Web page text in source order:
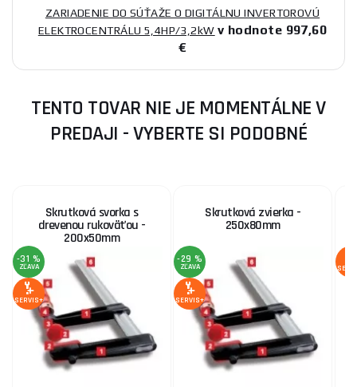
ZARIADENIE DO SÚŤAŽE O DIGITÁLNU INVERTOROVÚ
ELEKTROCENTRÁLU 5,4HP/3,2kW v hodnote 997,60
€
TENTO TOVAR NIE JE MOMENTÁLNE V
PREDAJI - VYBERTE SI PODOBNÉ
Skrutková svorka s
drevenou rukoväťou -
200x50mm
-31 %
ZĽAVA
SERVIS+
Skrutková zvierka -
250x80mm
-29 %
ZĽAVA
SERVIS+